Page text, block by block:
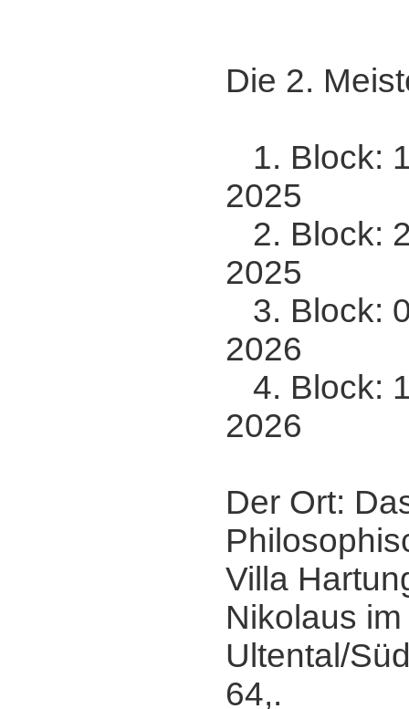
Die 2.
1. Block:
2025
2. Block:
2025
3. Block:
2026
4. Block:
2026
Der Ort:
Villa
Nikolaus im
Ultental/
64,.